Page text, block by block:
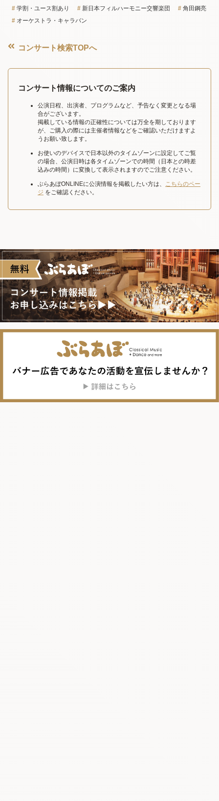
学割・ユース割あり 新日本フィルハーモニー交響楽団
角田鋼亮
オーケストラ・キャラバン
コンサート検索TOPへ
コンサート情報についてのご案内
公演日程、出演者、プログラムなど、予告なく変更となる場
合がございます。
掲載している情報の正確性については万全を期しております
が、ご購入の際には主催者情報などをご確認いただけますよ
うお願い致します。
お使いのデバイスで日本以外のタイムゾーンに設定してご覧
の場合、公演日時は各タイムゾーンでの時間（日本との時差
込みの時間）に変換して表示されますのでご注意ください。
ぶらあぼONLINEに公演情報を掲載したい方は、 こちらのペー
ジ をご確認ください。